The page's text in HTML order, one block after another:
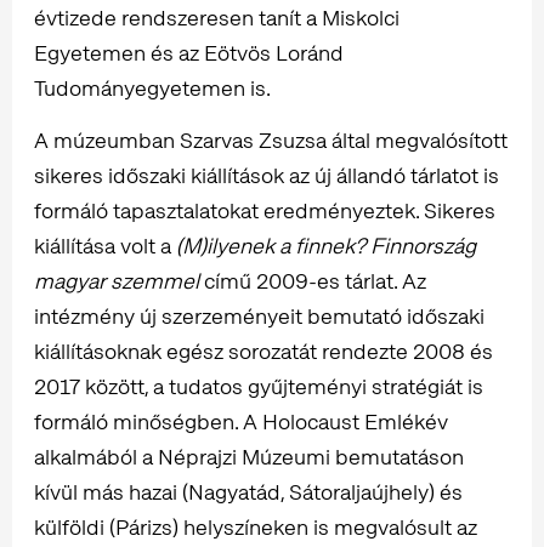
évtizede rendszeresen tanít a Miskolci
Egyetemen és az Eötvös Loránd
Tudományegyetemen is.
A múzeumban Szarvas Zsuzsa által megvalósított
sikeres időszaki kiállítások az új állandó tárlatot is
formáló tapasztalatokat eredményeztek. Sikeres
kiállítása volt a(M)ilyenek a finnek? Finnország
magyar szemmelcímű 2009-es tárlat. Az
intézmény új szerzeményeit bemutató időszaki
kiállításoknak egész sorozatát rendezte 2008 és
2017 között, a tudatos gyűjteményi stratégiát is
formáló minőségben. A Holocaust Emlékév
alkalmából a Néprajzi Múzeumi bemutatáson
kívül más hazai (Nagyatád, Sátoraljaújhely) és
külföldi (Párizs) helyszíneken is megvalósult az